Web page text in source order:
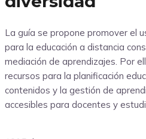
La guía se propone promover el
para la educación a distancia
mediación de aprendizajes. Por
recursos para la planificación
contenidos y la gestión de
accesibles para docentes y